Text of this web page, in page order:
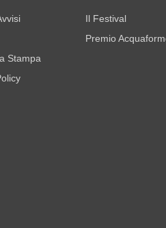
Stampa
Il Festival
Premio